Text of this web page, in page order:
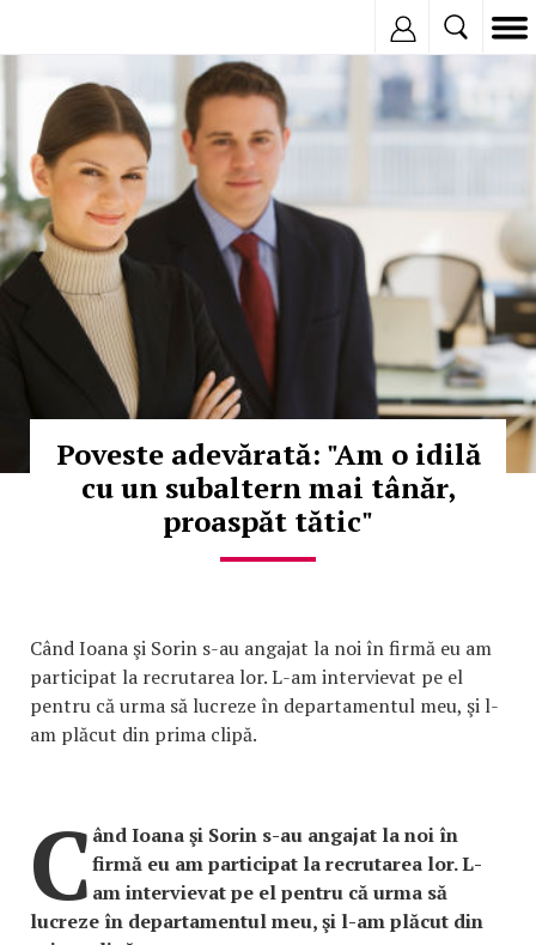
Poveste adevărată: "Am o idilă
cu un subaltern mai tânăr,
proaspăt tătic"
Când Ioana şi Sorin s-au angajat la noi în firmă eu am
participat la recrutarea lor. L-am intervievat pe el
pentru că urma să lucreze în departamentul meu, şi l-
am plăcut din prima clipă.
C ând Ioana şi Sorin s-au angajat la noi în
firmă eu am participat la recrutarea lor. L-
am intervievat pe el pentru că urma să
lucreze în departamentul meu, şi l-am plăcut din